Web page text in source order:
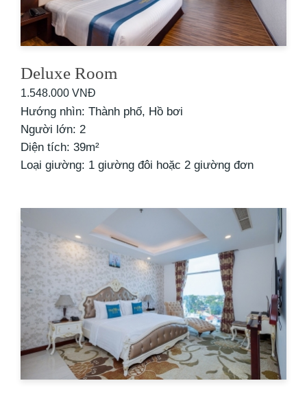
Deluxe Room
1.548.000 VNĐ
Hướng nhìn: Thành phố, Hồ bơi
Người lớn: 2
Diện tích: 39m²
Loại giường: 1 giường đôi hoặc 2 giường đơn